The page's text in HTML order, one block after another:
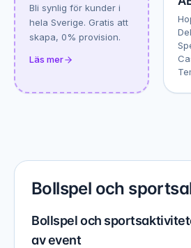
Bli synlig för kunder i
hela Sverige. Gratis att
skapa, 0% provision.
Läs mer
Bollspel och
Bollspel och
av event